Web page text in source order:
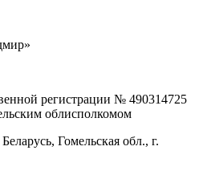
регистрации № 490314725
облисполкомом
Гомельская обл., г.